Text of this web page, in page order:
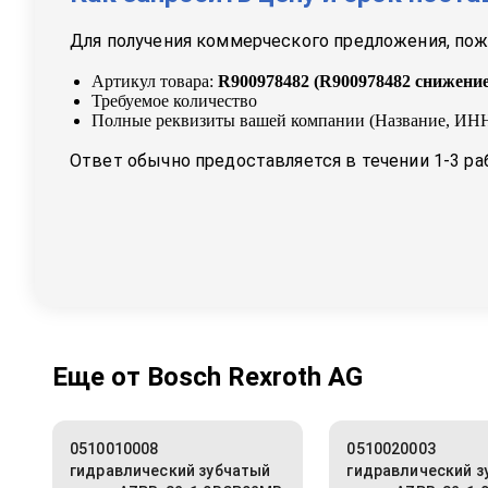
Для получения коммерческого предложения,
Артикул товара: R900978482 (R900978482
Требуемое количество
Полные реквизиты вашей компании (Название,
Ответ обычно предоставляется в течении 1-3
Еще от Bosch Rexroth AG
0510010008
гидравлический зубчатый
0510020003
гидравлический